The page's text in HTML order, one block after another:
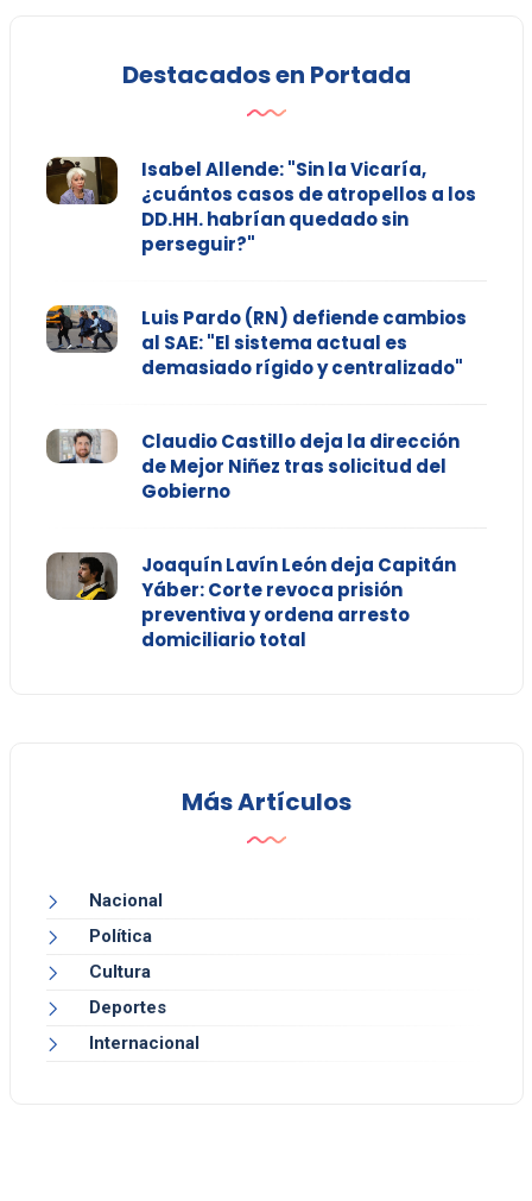
Destacados en Portada
Isabel Allende: "Sin la Vicaría,
¿cuántos casos de atropellos a los
DD.HH. habrían quedado sin
perseguir?"
Luis Pardo (RN) defiende cambios
al SAE: "El sistema actual es
demasiado rígido y centralizado"
Claudio Castillo deja la dirección
de Mejor Niñez tras solicitud del
Gobierno
Joaquín Lavín León deja Capitán
Yáber: Corte revoca prisión
preventiva y ordena arresto
domiciliario total
Más Artículos
Nacional
Política
Cultura
Deportes
Internacional